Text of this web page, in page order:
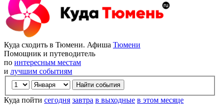
Куда сходить в Тюмени. Афиша Тюмени
Помощник и путеводитель
по интересным местам
и лучшим событиям
Куда пойти сегодня завтра в выходные в этом месяце